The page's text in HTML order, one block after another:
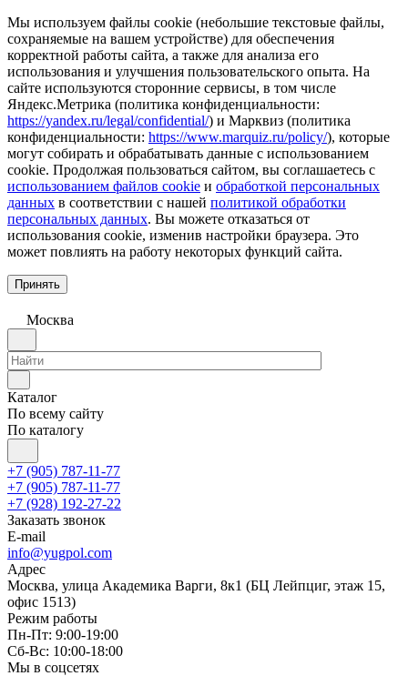
Мы используем файлы cookie (небольшие текстовые файлы,
сохраняемые на вашем устройстве) для обеспечения
корректной работы сайта, а также для анализа его
использования и улучшения пользовательского опыта. На
сайте используются сторонние сервисы, в том числе
Яндекс.Метрика (политика конфиденциальности:
https://yandex.ru/legal/confidential/) и Марквиз (политика
конфиденциальности: https://www.marquiz.ru/policy/), которые
могут собирать и обрабатывать данные с использованием
cookie. Продолжая пользоваться сайтом, вы соглашаетесь с
использованием файлов cookie и обработкой персональных
данных в соответствии с нашей политикой обработки
персональных данных. Вы можете отказаться от
использования cookie, изменив настройки браузера. Это
может повлиять на работу некоторых функций сайта.
Принять
Москва
Каталог
По всему сайту
По каталогу
+7 (905) 787-11-77
+7 (905) 787-11-77
+7 (928) 192-27-22
Заказать звонок
E-mail
info@yugpol.com
Адрес
Москва, улица Академика Варги, 8к1 (БЦ Лейпциг, этаж 15,
офис 1513)
Режим работы
Пн-Пт: 9:00-19:00
Cб-Вс: 10:00-18:00
Мы в соцсетях